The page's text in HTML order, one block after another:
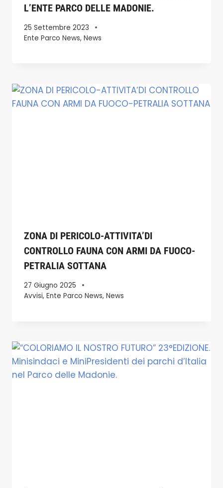
L’ENTE PARCO DELLE MADONIE.
25 Settembre 2023
Ente Parco News, News
ZONA DI PERICOLO-ATTIVITA’DI
CONTROLLO FAUNA CON ARMI DA FUOCO-
PETRALIA SOTTANA
27 Giugno 2025
Avvisi, Ente Parco News, News